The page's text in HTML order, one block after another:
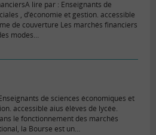
lire par : Enseignants de
, d’économie et gestion. accessible
de couverture Les marchés financiers
modes…
de sciences économiques et
accessible aius élèves de lycée.
le fonctionnement des marchés
la Bourse est un…